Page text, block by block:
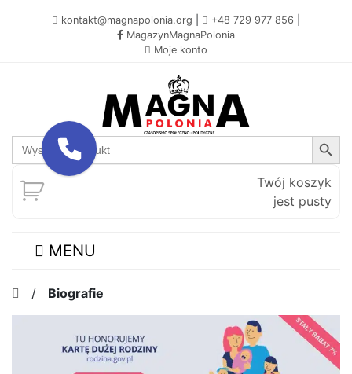
kontakt@magnapolonia.org +48 729 977 856
MagazynMagnaPolonia
Moje konto
Search
for:
Search Button
Twój koszyk
jest pusty
MENU
/ Biografie